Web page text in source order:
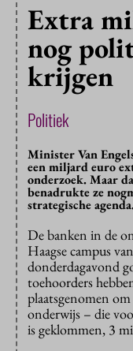
Extra
nog
krijgen
Politiek
Minister Van
een miljard euro
onderzoek. Maar
benadrukte ze
strategische
De banken in de
Haagse campus
donderdagavond
toehoorders
plaatsgenomen
onderwijs – die
is geklommen, 3